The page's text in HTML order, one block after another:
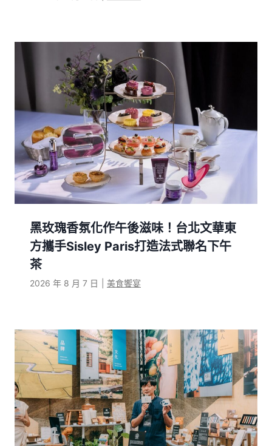
黑玫瑰香氛化作午後滋味！台北文華東
方攜手Sisley Paris打造法式聯名下午
茶
2026 年 8 月 7 日 美食饗宴